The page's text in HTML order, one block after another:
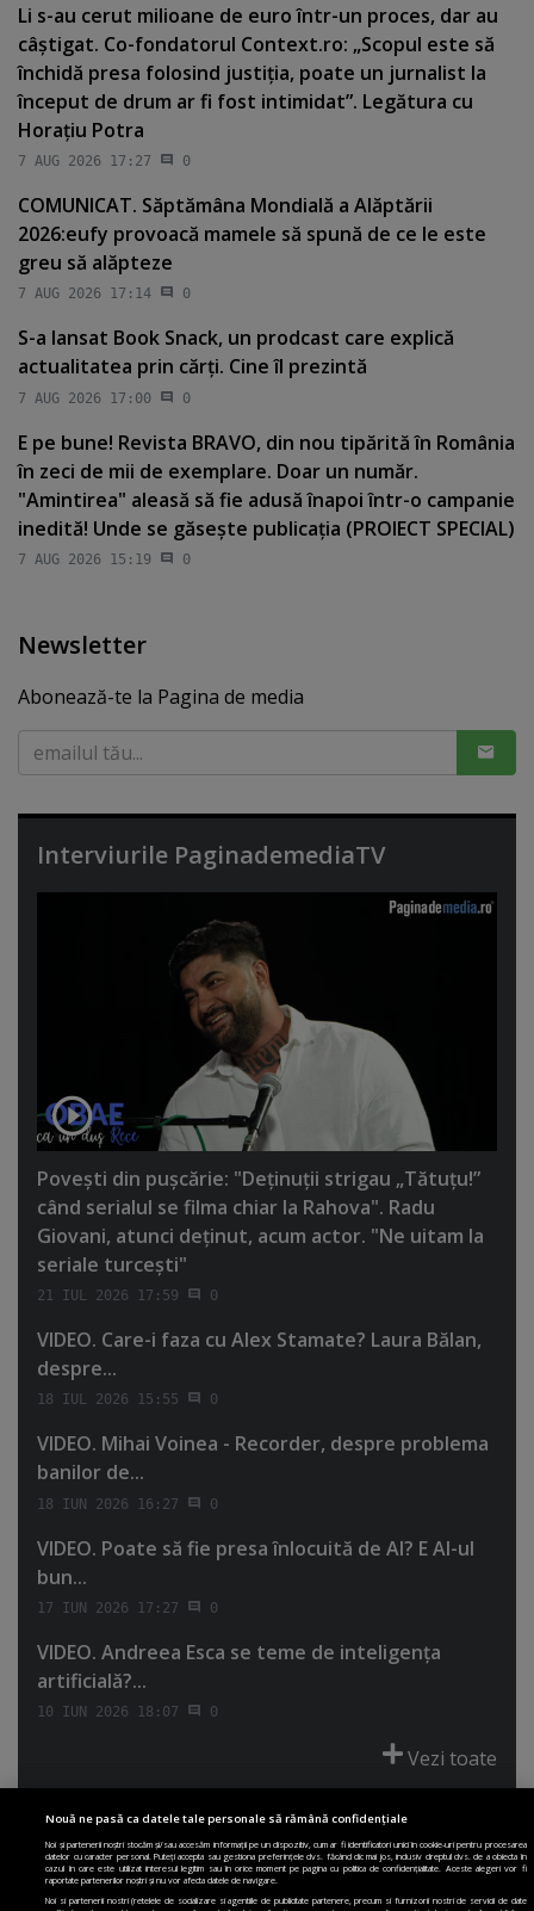
Li s-au cerut milioane de euro într-un proces, dar au
câştigat. Co-fondatorul Context.ro: „Scopul este să
închidă presa folosind justiţia, poate un jurnalist la
început de drum ar fi fost intimidat”. Legătura cu
Horaţiu Potra
7 AUG 2026 17:27 0
COMUNICAT. Săptămâna Mondială a Alăptării
2026:eufy provoacă mamele să spună de ce le este
greu să alăpteze
7 AUG 2026 17:14 0
S-a lansat Book Snack, un prodcast care explică
actualitatea prin cărţi. Cine îl prezintă
7 AUG 2026 17:00 0
E pe bune! Revista BRAVO, din nou tipărită în România
în zeci de mii de exemplare. Doar un număr.
"Amintirea" aleasă să fie adusă înapoi într-o campanie
inedită! Unde se găseşte publicaţia (PROIECT SPECIAL)
7 AUG 2026 15:19 0
Newsletter
Abonează-te la Pagina de media
Interviurile PaginademediaTV
Poveşti din puşcărie: "Deţinuţii strigau „Tătuţu!”
când serialul se filma chiar la Rahova". Radu
Giovani, atunci deţinut, acum actor. "Ne uitam la
seriale turceşti"
21 IUL 2026 17:59 0
VIDEO. Care-i faza cu Alex Stamate? Laura Bălan,
despre...
18 IUL 2026 15:55 0
VIDEO. Mihai Voinea - Recorder, despre problema
banilor de...
18 IUN 2026 16:27 0
VIDEO. Poate să fie presa înlocuită de AI? E AI-ul
bun...
17 IUN 2026 17:27 0
VIDEO. Andreea Esca se teme de inteligenţa
artificială?...
10 IUN 2026 18:07 0
Vezi toate
PRIMA PAGINĂ
POLITICA DE COLECTARE ACORD COOKIE
POLITICA DE CONFIDENȚIALITATE
DESPRE SITE ECHIPA
Nouă ne pasă ca datele tale personale să rămână confidențiale
Noi și partenerii noștri stocăm și/sau accesăm informații pe un dispozitiv, cum ar fi identificatori unici în cookie-uri pentru procesarea
datelor cu caracter personal. Puteți accepta sau gestiona preferințele dvs. făcând clic mai jos, inclusiv dreptul dvs. de a obiecta în
cazul în care este utilizat interesul legitim sau în orice moment pe pagina cu politica de confidențialitate. Aceste alegeri vor fi
raportate partenerilor noștri și nu vor afecta datele de navigare.
Noi si partenerii nostri (retelele de socializare si agentiile de publicitate partenere, precum si furnizorii nostri de servicii de date